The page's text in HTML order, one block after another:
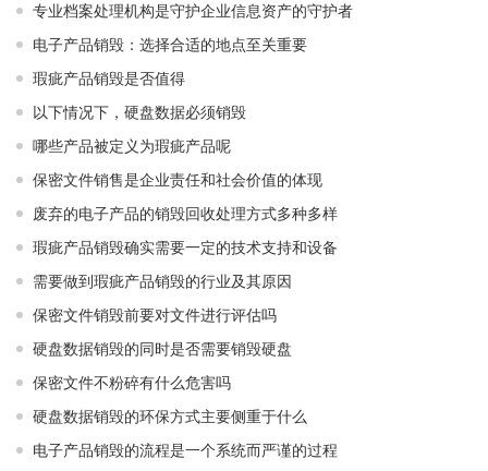
专业档案处理机构是守护企业信息资产的守护者
电子产品销毁：选择合适的地点至关重要
瑕疵产品销毁是否值得
以下情况下，硬盘数据必须销毁
哪些产品被定义为瑕疵产品呢
保密文件销售是企业责任和社会价值的体现
废弃的电子产品的销毁回收处理方式多种多样
瑕疵产品销毁确实需要一定的技术支持和设备
需要做到瑕疵产品销毁的行业及其原因
保密文件销毁前要对文件进行评估吗
硬盘数据销毁的同时是否需要销毁硬盘
保密文件不粉碎有什么危害吗
硬盘数据销毁的环保方式主要侧重于什么
电子产品销毁的流程是一个系统而严谨的过程